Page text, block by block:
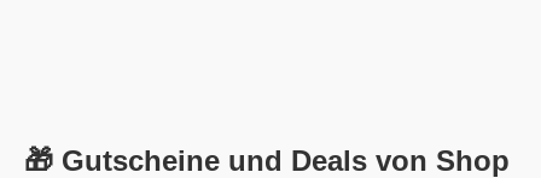
🎁 Gutscheine und Deals von Shop